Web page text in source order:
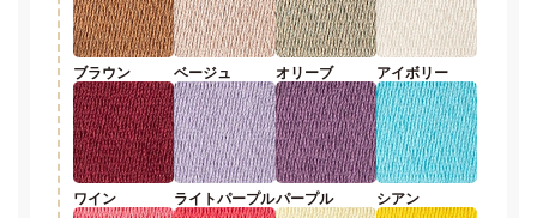
ブラウン ベージュ オリーブ アイボリー
ワイン ライトパープルパープル シアン